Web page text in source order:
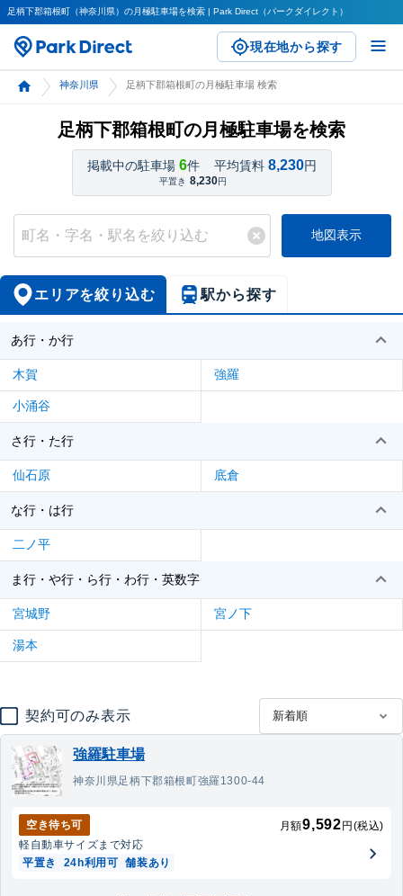
足柄下郡箱根町（神奈川県）の月極駐車場を検索 | Park Direct（パークダイレクト）
現在地から探す
神奈川県 足柄下郡箱根町の月極駐車場 検索
足柄下郡箱根町の月極駐車場を検索
掲載中の駐車場 6件 平均賃料 8,230円
平置き 8,230円
地図表示
エリアを絞り込む 駅から探す
あ行・か行
木賀 強羅
小涌谷
さ行・た行
仙石原 底倉
な行・は行
二ノ平
ま行・や行・ら行・わ行・英数字
宮城野 宮ノ下
湯本
契約可のみ表示
強羅駐車場
神奈川県足柄下郡箱根町強羅1300-44
空き待ち可 月額9,592 円(税込)
軽自動車サイズまで対応
平置き
24h利用可 舗装あり